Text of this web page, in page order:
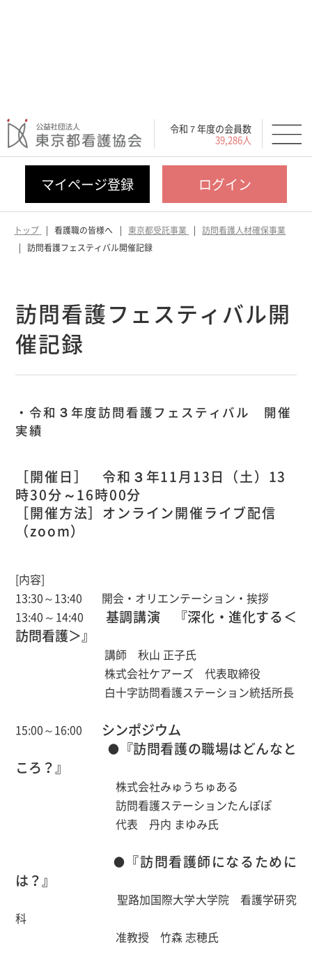
令和７年度の会員数
39,286人
マイページ登録 ログイン
トップ 看護職の皆様へ 東京都受託事業
訪問看護人材確保事業
訪問看護フェスティバル開催記録
訪問看護フェスティバル開
催記録
・令和３年度訪問看護フェスティバル 開催
実績
［開催日］ 令和３年11月13日（土）13
時30分～16時00分
［開催方法］オンライン開催ライブ配信
（zoom）
[内容]
13:30～13:40 開会・オリエンテーション・挨拶
13:40～14:40
基調講演 『深化・進化する＜
訪問看護＞』
講師 秋山 正子氏
株式会社ケアーズ 代表取締役
白十字訪問看護ステーション統括所長
15:00～16:00 シンポジウム
● 『訪問看護の職場はどんなと
ころ？』
株式会社みゅうちゅある
訪問看護ステーションたんぽぽ
代表 丹内 まゆみ氏
● 『訪問看護師になるために
は？』
聖路加国際大学大学院 看護学研究
科
准教授 竹森 志穂氏